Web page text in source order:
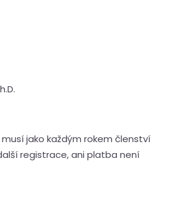
jako každým rokem členství
registrace, ani platba není